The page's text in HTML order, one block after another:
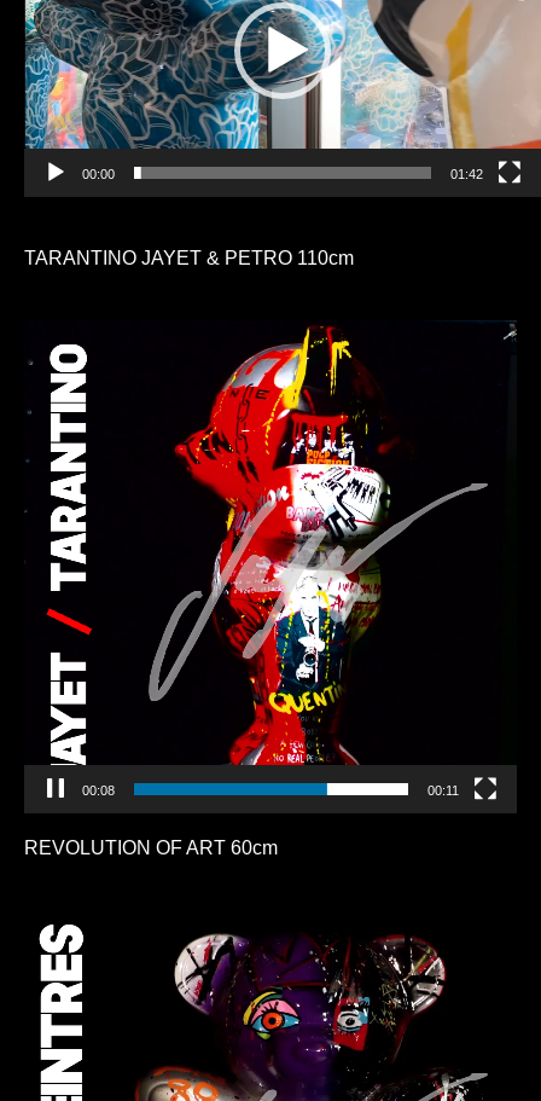
00:00 01:42
TARANTINO JAYET & PETRO 110cm
vidéo
00:00 00:11
REVOLUTION OF ART 60cm
vidéo